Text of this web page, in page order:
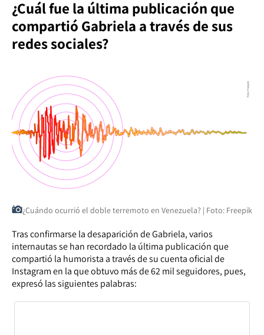
¿Cuál fue la última publicación que
compartió Gabriela a través de sus
redes sociales?
¿Cuándo ocurrió el doble terremoto en Venezuela? | Foto: Freepik
Tras confirmarse la desaparición de Gabriela, varios
internautas se han recordado la última publicación que
compartió la humorista a través de su cuenta oficial de
Instagram en la que obtuvo más de 62 mil seguidores, pues,
expresó las siguientes palabras: